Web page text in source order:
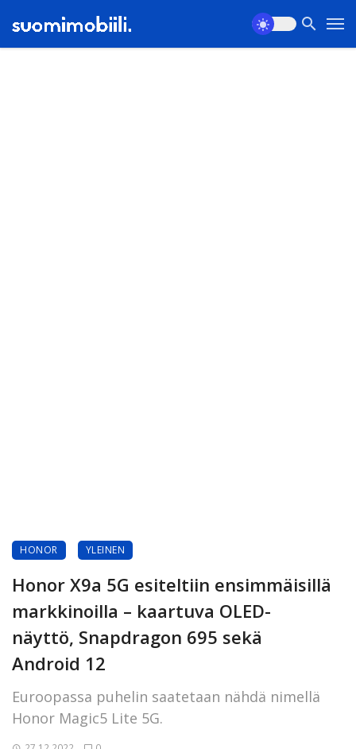
HONOR YLEINEN
Honor X9a 5G esiteltiin ensimmäisillä
markkinoilla – kaartuva OLED-
näyttö, Snapdragon 695 sekä
Android 12
Euroopassa puhelin saatetaan nähdä nimellä
Honor Magic5 Lite 5G.